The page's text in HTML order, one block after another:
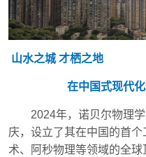
山水之城 才栖之地
在中国式现代
2024年，诺贝尔物理
庆，设立了其在中国的首
术、阿秒物理等领域的全